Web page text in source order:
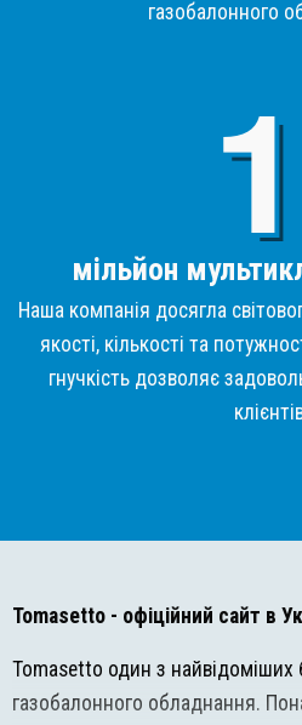
газобалонного
мільйон
Наша компанія досягла
якості, кількості та
гнучкість дозволяє
Tomasetto - офіційний сайт в
Tomasetto один з найвідоміших
газобалонного обладнання.